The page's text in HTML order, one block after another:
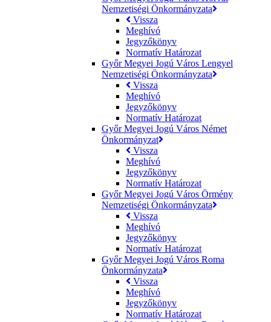
Nemzetiségi Önkormányzata
Vissza
Meghívó
Jegyzőkönyv
Normatív Határozat
Győr Megyei Jogú Város Lengyel
Nemzetiségi Önkormányzata
Vissza
Meghívó
Jegyzőkönyv
Normatív Határozat
Győr Megyei Jogú Város Német
Önkormányzat
Vissza
Meghívó
Jegyzőkönyv
Normatív Határozat
Győr Megyei Jogú Város Örmény
Nemzetiségi Önkormányzata
Vissza
Meghívó
Jegyzőkönyv
Normatív Határozat
Győr Megyei Jogú Város Roma
Önkormányzata
Vissza
Meghívó
Jegyzőkönyv
Normatív Határozat